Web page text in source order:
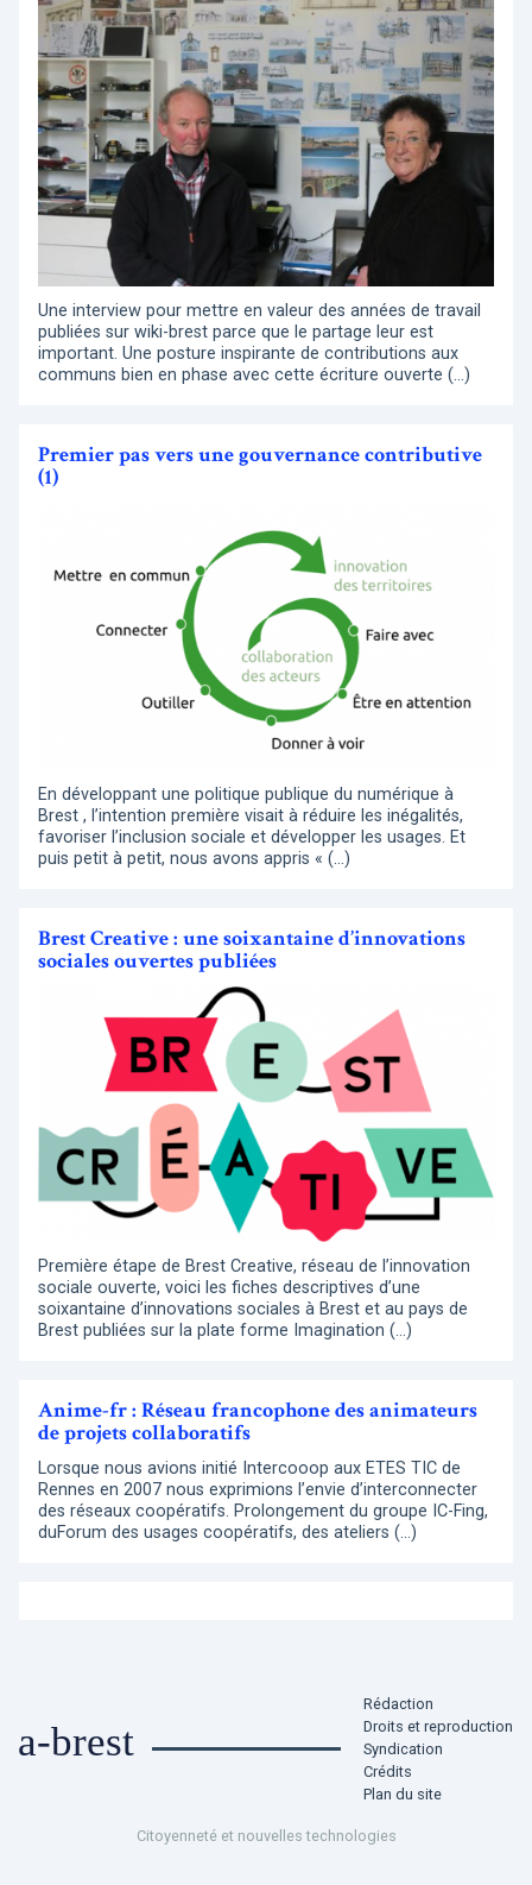
Une interview pour mettre en valeur des années de travail
publiées sur wiki-brest parce que le partage leur est
important. Une posture inspirante de contributions aux
communs bien en phase avec cette écriture ouverte (…)
Premier pas vers une gouvernance contributive
(1)
En développant une politique publique du numérique à
Brest , l’intention première visait à réduire les inégalités,
favoriser l’inclusion sociale et développer les usages. Et
puis petit à petit, nous avons appris « (…)
Brest Creative : une soixantaine d’innovations
sociales ouvertes publiées
Première étape de Brest Creative, réseau de l’innovation
sociale ouverte, voici les fiches descriptives d’une
soixantaine d’innovations sociales à Brest et au pays de
Brest publiées sur la plate forme Imagination (…)
Anime-fr : Réseau francophone des animateurs
de projets collaboratifs
Lorsque nous avions initié Intercooop aux ETES TIC de
Rennes en 2007 nous exprimions l’envie d’interconnecter
des réseaux coopératifs. Prolongement du groupe IC-Fing,
duForum des usages coopératifs, des ateliers (…)
a-brest
Rédaction
Droits et reproduction
Syndication
Crédits
Plan du site
Citoyenneté et nouvelles technologies